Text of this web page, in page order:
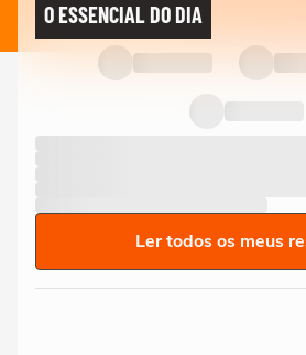
O ESSENCIAL DO DIA
Ler todos os meus